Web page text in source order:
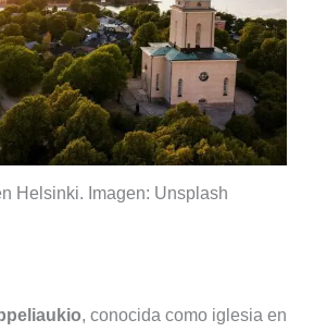
Helsinki. Imagen: Unsplash
, conocida como iglesia en